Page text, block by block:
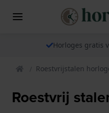
Horloges gratis
Roestvrijstalen
Roestvrij